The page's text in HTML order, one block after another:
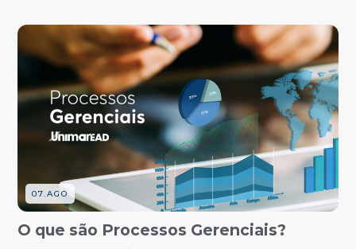
07.AGO
O que são Processos Gerenciais?